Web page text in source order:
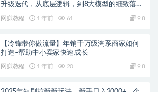
升级迭代，从底层逻辑，到8大模型的细致落地
网赚教程 1 年前 61 9.8
【冷锋带你做流量】年销千万级淘系商家如何
打造–帮助中小卖家快速成长
网赚教程 1 年前 20 9.8